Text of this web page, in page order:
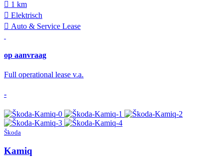
1 km
Elektrisch
Auto & Service Lease
op aanvraag
Full operational lease v.a.
-
Škoda
Kamiq